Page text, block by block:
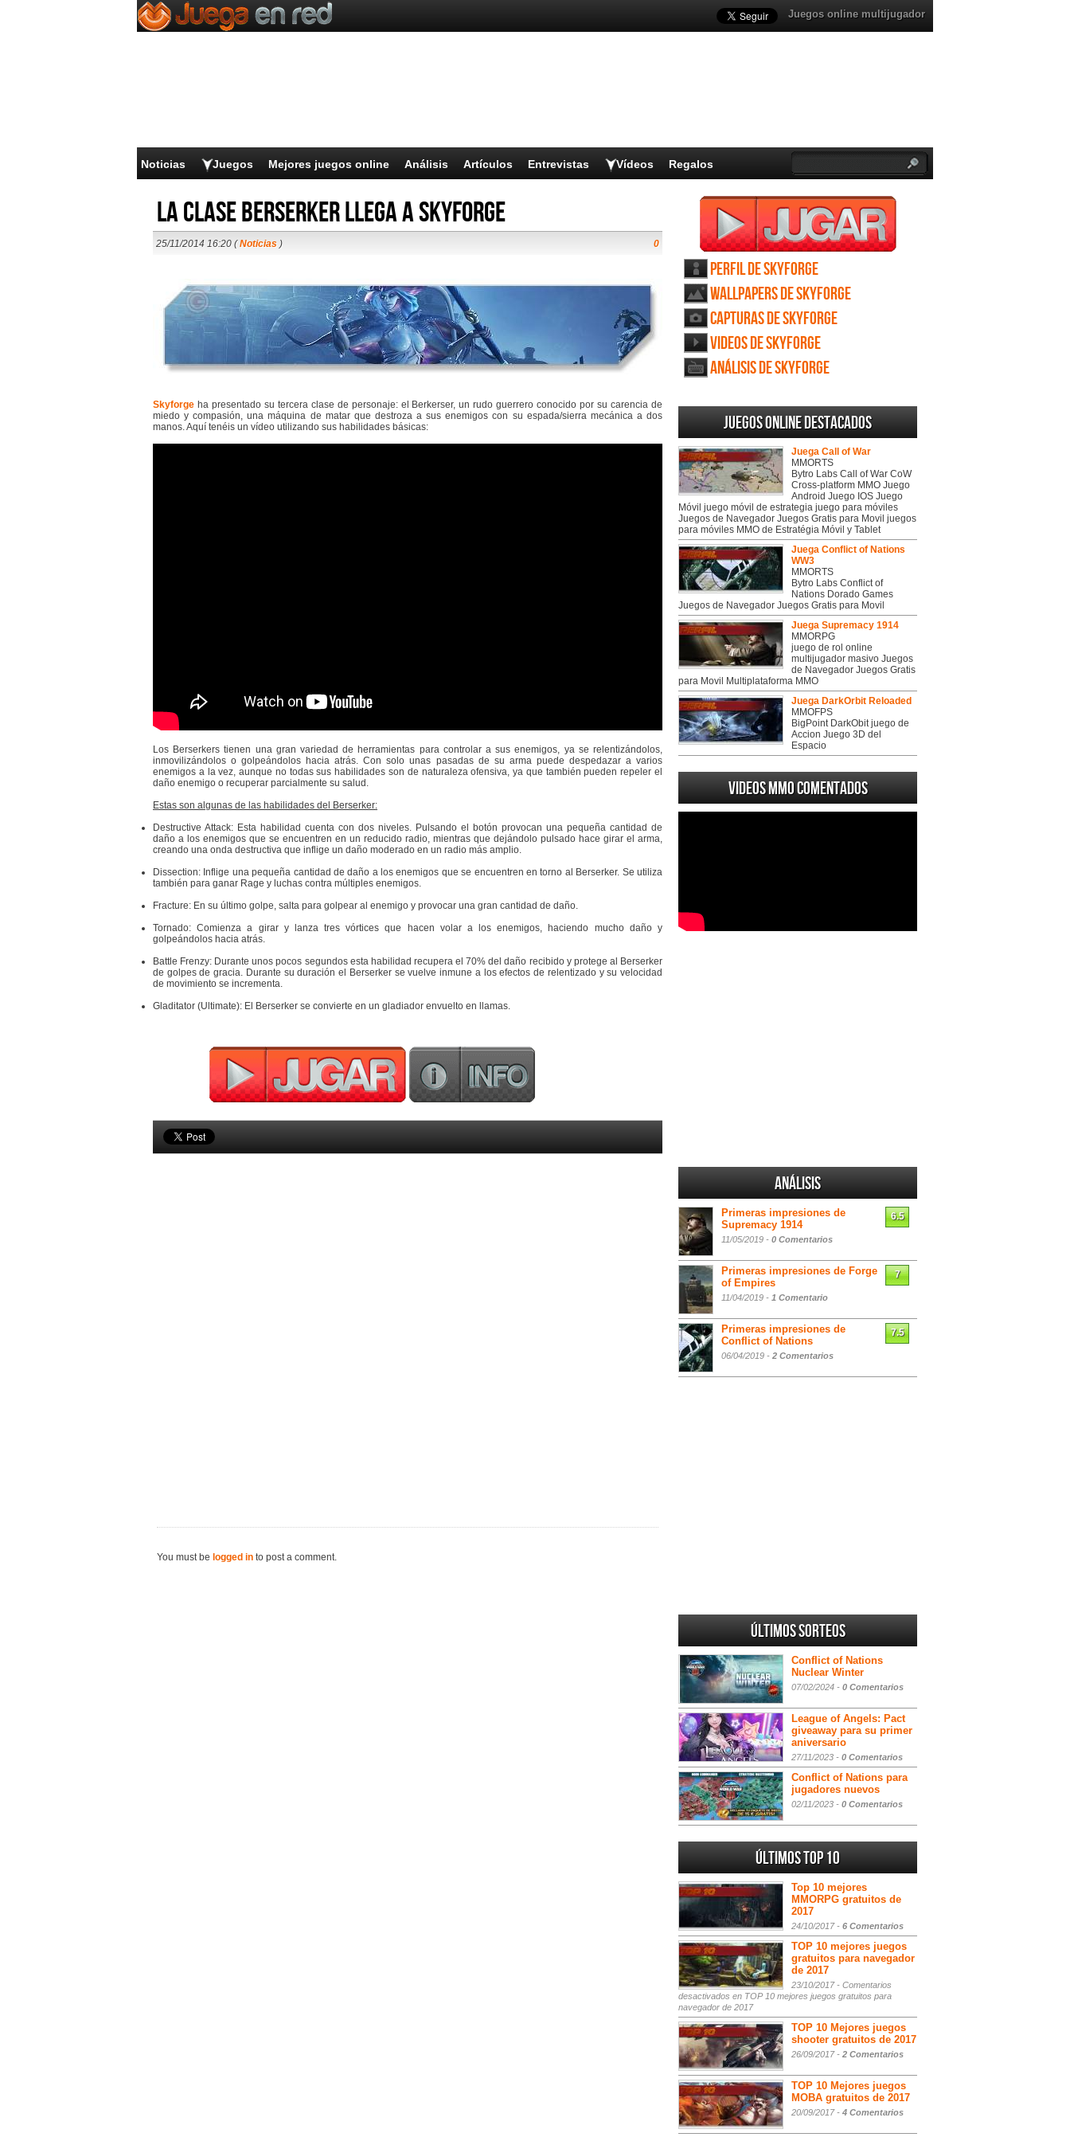
Juegos online multijugador
Noticias Juegos Mejores juegos online Análisis Artículos Entrevistas Vídeos Regalos
La clase Berserker llega a Skyforge
25/11/2014 16:20 (Noticias ) 0
Skyforge ha presentado su tercera clase de personaje: el Berkerser, un rudo guerrero conocido por su carencia de
miedo y compasión, una máquina de matar que destroza a sus enemigos con su espada/sierra mecánica a dos
manos. Aquí tenéis un vídeo utilizando sus habilidades básicas:
Los Berserkers tienen una gran variedad de herramientas para controlar a sus enemigos, ya se relentizándolos,
inmovilizándolos o golpeándolos hacia atrás. Con solo unas pasadas de su arma puede despedazar a varios
enemigos a la vez, aunque no todas sus habilidades son de naturaleza ofensiva, ya que también pueden repeler el
daño enemigo o recuperar parcialmente su salud.
Estas son algunas de las habilidades del Berserker:
Destructive Attack: Esta habilidad cuenta con dos niveles. Pulsando el botón provocan una pequeña cantidad de
daño a los enemigos que se encuentren en un reducido radio, mientras que dejándolo pulsado hace girar el arma,
creando una onda destructiva que inflige un daño moderado en un radio más amplio.
Dissection: Inflige una pequeña cantidad de daño a los enemigos que se encuentren en torno al Berserker. Se utiliza
también para ganar Rage y luchas contra múltiples enemigos.
Fracture: En su último golpe, salta para golpear al enemigo y provocar una gran cantidad de daño.
Tornado: Comienza a girar y lanza tres vórtices que hacen volar a los enemigos, haciendo mucho daño y
golpeándolos hacia atrás.
Battle Frenzy: Durante unos pocos segundos esta habilidad recupera el 70% del daño recibido y protege al Berserker
de golpes de gracia. Durante su duración el Berserker se vuelve inmune a los efectos de relentizado y su velocidad
de movimiento se incrementa.
Gladitator (Ultimate): El Berserker se convierte en un gladiador envuelto en llamas.
You must be logged in to post a comment.
Perfil de Skyforge
Wallpapers de Skyforge
Capturas de Skyforge
Videos de Skyforge
Análisis de Skyforge
Juegos online destacados
Juega Call of War
MMORTS
Bytro Labs Call of War CoW
Cross-platform MMO Juego
Android Juego IOS Juego
Móvil juego móvil de estrategia juego para móviles
Juegos de Navegador Juegos Gratis para Movil juegos
para móviles MMO de Estratégia Móvil y Tablet
Juega Conflict of Nations
WW3
MMORTS
Bytro Labs Conflict of
Nations Dorado Games
Juegos de Navegador Juegos Gratis para Movil
Juega Supremacy 1914
MMORPG
juego de rol online
multijugador masivo Juegos
de Navegador Juegos Gratis
para Movil Multiplataforma MMO
Juega DarkOrbit Reloaded
MMOFPS
BigPoint DarkObit juego de
Accion Juego 3D del
Espacio
Videos MMO Comentados
Análisis
Primeras impresiones de
Supremacy 1914
11/05/2019 - 0 Comentarios
6.5
Primeras impresiones de Forge
of Empires
11/04/2019 - 1 Comentario
7
Primeras impresiones de
Conflict of Nations
06/04/2019 - 2 Comentarios
7.5
Últimos sorteos
Conflict of Nations
Nuclear Winter
07/02/2024 - 0 Comentarios
League of Angels: Pact
giveaway para su primer
aniversario
27/11/2023 - 0 Comentarios
Conflict of Nations para
jugadores nuevos
02/11/2023 - 0 Comentarios
Últimos Top 10
Top 10 mejores
MMORPG gratuitos de
2017
24/10/2017 - 6 Comentarios
TOP 10 mejores juegos
gratuitos para navegador
de 2017
23/10/2017 - Comentarios
desactivados en TOP 10 mejores juegos gratuitos para
navegador de 2017
TOP 10 Mejores juegos
shooter gratuitos de 2017
26/09/2017 - 2 Comentarios
TOP 10 Mejores juegos
MOBA gratuitos de 2017
20/09/2017 - 4 Comentarios